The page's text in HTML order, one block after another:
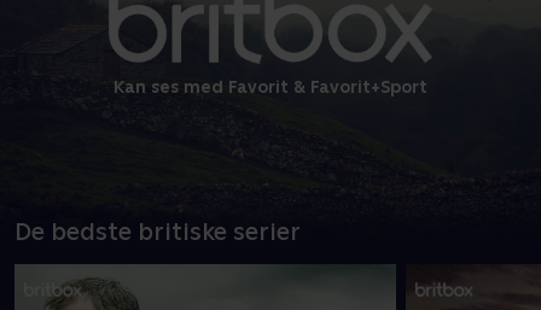
Kan ses med Favorit & Favorit+Sport
De bedste britiske serier